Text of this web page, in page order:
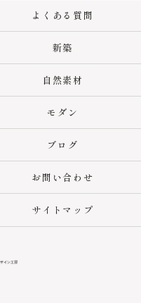
よくある質問
新築
自然素材
モダン
ブログ
お問い合わせ
サイトマップ